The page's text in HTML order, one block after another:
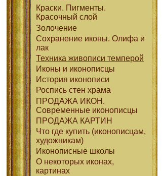
Краски. Пигменты.
Красочный слой
Золочение
Сохранение иконы. Олифа и
лак
Техника живописи темперой
Иконы и иконописцы
История иконописи
Роспись стен храма
ПРОДАЖА ИКОН.
Современные иконописцы
ПРОДАЖА КАРТИН
Что где купить (иконописцам,
художникам)
Иконописные школы
О некоторых иконах,
картинах